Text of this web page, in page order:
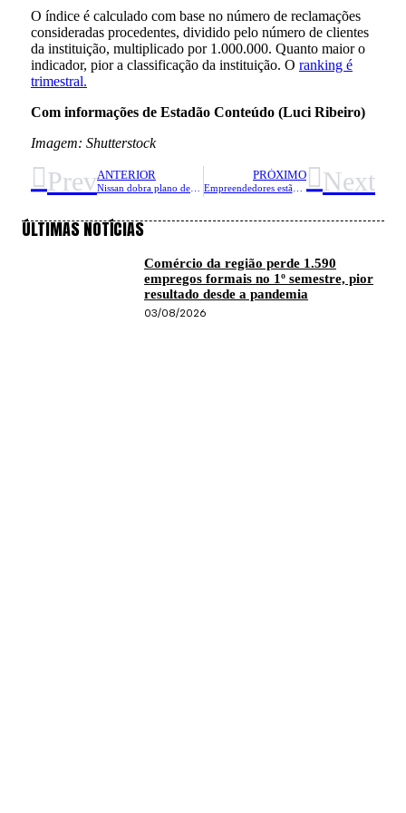
O índice é calculado com base no número de reclamações
consideradas procedentes, dividido pelo número de clientes
da instituição, multiplicado por 1.000.000. Quanto maior o
indicador, pior a classificação da instituição. O ranking é
trimestral.
Com informações de Estadão Conteúdo (Luci Ribeiro)
Imagem: Shutterstock
PrevANTERIOR PRÓXIMO
Empreendedores estão mais abertos à adoção de novas tecnologias de pagamento Next
ÚLTIMAS NOTÍCIAS
Comércio da região perde 1.590
empregos formais no 1º semestre, pior
resultado desde a pandemia
03/08/2026